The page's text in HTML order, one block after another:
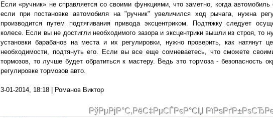
Если «ручник» не справляется со своими функциями, что заметно, когда автомобиль
если при постановке автомобиля на "ручник" увеличился ход рычага, нужна
производится путем подтягивания привода эксцентриком. Подтяжку следует
колесе. Если вы не достигли необходимого зазора и эксцентрики вышли из строя, то
установки барабанов на места и их регулировки, нужно проверить, как натянут
необходимости, подтянуть его. Если вы все еще сомневаетесь, что сможете
тормозов, то лучше будет обратиться к мастеру. Ведь это тормоза - безопасность
регулировке тормозов авто.
3-01-2014, 18:18 | Романов Виктор
РўРµРјР°С‚РёС‡РµСЃРєР°СЏ